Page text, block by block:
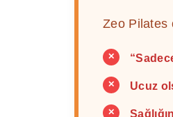
Zeo Pilates
✕
✕ Ucuz
✕